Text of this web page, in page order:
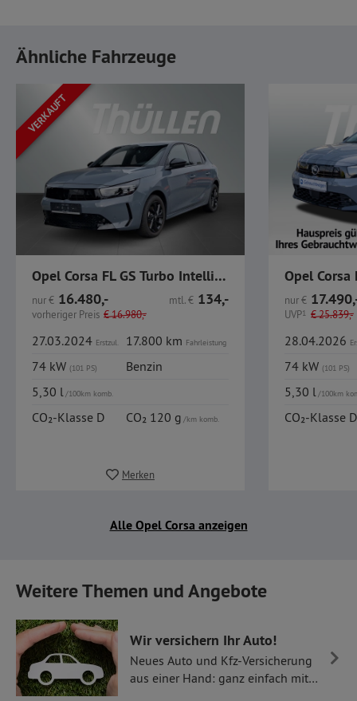
Ähnliche Fahrzeuge
VERKAUFT
Opel Corsa FL GS Turbo IntelliLux Navi SHZ GJR
nur€ 16.480,-
vorheriger Preis €16.980,-
mtl.€ 134,-
27.03.2024 Erstzul. 17.800 km Fahrleistung
74 kW (101 PS)
Benzin
5,30 l/100km komb.
CO₂-Klasse D CO₂ 120 g/km komb.
Merken
Opel
nur€
UVP1 €25.839,-
28.04.2026
74 kW (101 PS)
5,30 l/100km
CO₂-Klasse D
Alle Opel Corsa anzeigen
Weitere Themen und Angebote
Wir versichern Ihr Auto!
Neues Auto und Kfz-Versicherung
aus einer Hand: ganz einfach mit